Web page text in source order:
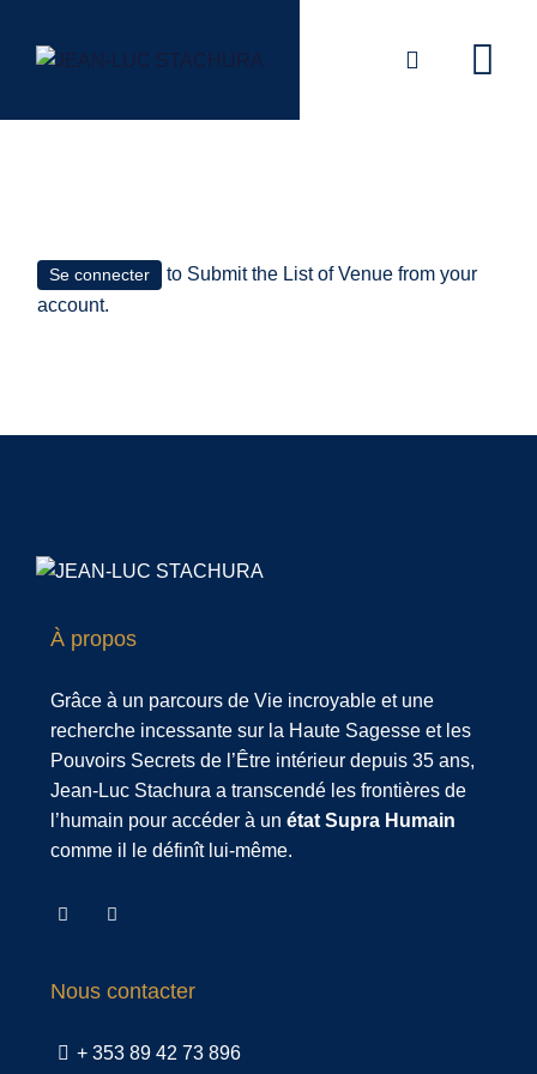
content
Se connecter
to Submit the List of Venue from your
account.
À propos
Grâce à un parcours de Vie incroyable et une
recherche incessante sur la Haute Sagesse et les
Pouvoirs Secrets de l’Être intérieur depuis 35 ans,
Jean-Luc Stachura a transcendé les frontières de
l’humain pour accéder à un état Supra Humain
comme il le définît lui-même.
Nous contacter
+ 353 89 42 73 896